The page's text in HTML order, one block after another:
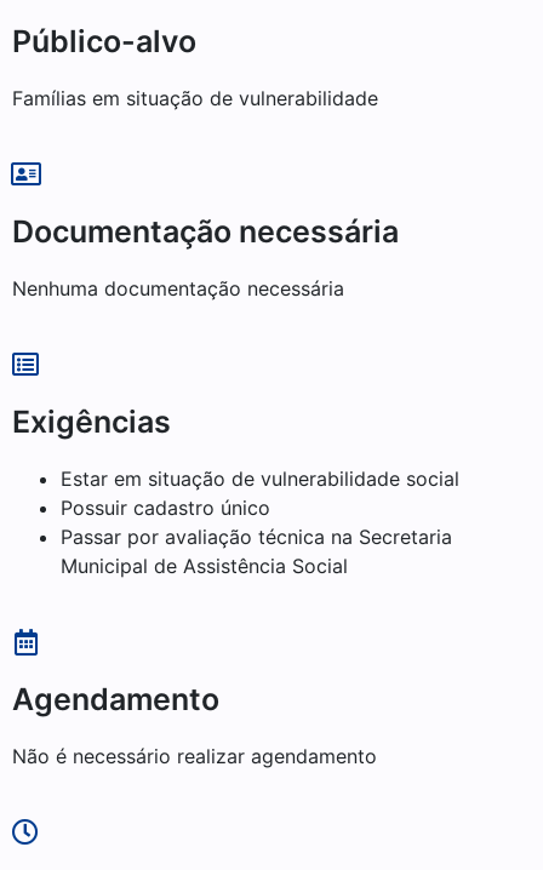
Público-alvo
Famílias em situação de vulnerabilidade
Documentação necessária
Nenhuma documentação necessária
Exigências
Estar em situação de vulnerabilidade social
Possuir cadastro único
Passar por avaliação técnica na Secretaria
Municipal de Assistência Social
Agendamento
Não é necessário realizar agendamento